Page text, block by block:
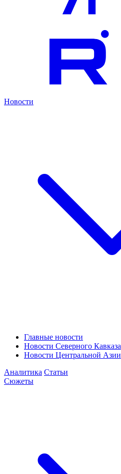
Новости
Главные новости
Новости Северного Кавказа
Новости Центральной Азии
Аналитика Статьи
Сюжеты